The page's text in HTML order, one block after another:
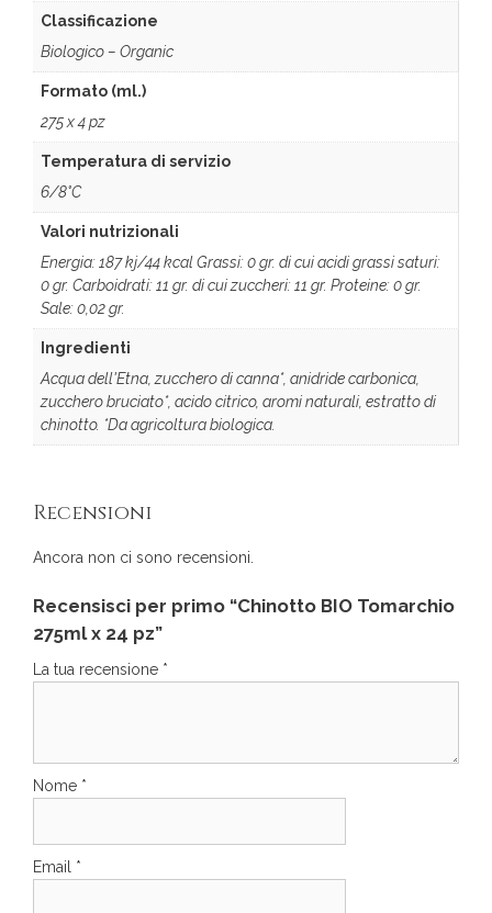
Classificazione
Biologico – Organic
Formato (ml.)
275 x 4 pz
Temperatura di servizio
6/8°C
Valori nutrizionali
Energia: 187 kj/44 kcal Grassi: 0 gr. di cui acidi grassi saturi:
0 gr. Carboidrati: 11 gr. di cui zuccheri: 11 gr. Proteine: 0 gr.
Sale: 0,02 gr.
Ingredienti
Acqua dell'Etna, zucchero di canna*, anidride carbonica,
zucchero bruciato*, acido citrico, aromi naturali, estratto di
chinotto. *Da agricoltura biologica.
Recensioni
Ancora non ci sono recensioni.
Recensisci per primo “Chinotto BIO Tomarchio
275ml x 24 pz”
La tua recensione *
Nome *
Email *